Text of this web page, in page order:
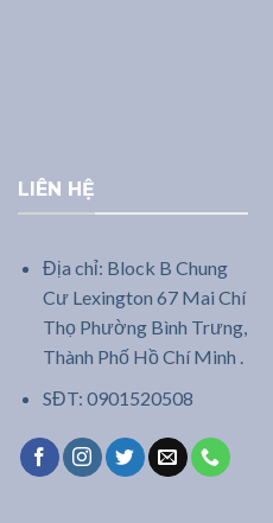
LIÊN HỆ
Địa chỉ: Block B Chung
Cư Lexington 67 Mai Chí
Thọ Phường Bình Trưng,
Thành Phố Hồ Chí Minh .
SĐT: 0901520508